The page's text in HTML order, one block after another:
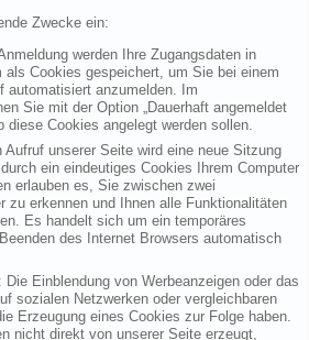
Zwecke ein:
werden Ihre Zugangsdaten in
als Cookies gespeichert, um Sie bei einem
automatisiert anzumelden. Im
Sie mit der Option „Dauerhaft angemeldet
diese Cookies angelegt werden sollen.
unserer Seite wird eine neue Sitzung
ein eindeutiges Cookies Ihrem Computer
erlauben es, Sie zwischen zwei
zu erkennen und Ihnen alle Funktionalitäten
Es handelt sich um ein temporäres
des Internet Browsers automatisch
Die Einblendung von Werbeanzeigen oder das
sozialen Netzwerken oder vergleichbaren
Erzeugung eines Cookies zur Folge haben.
nicht direkt von unserer Seite erzeugt,